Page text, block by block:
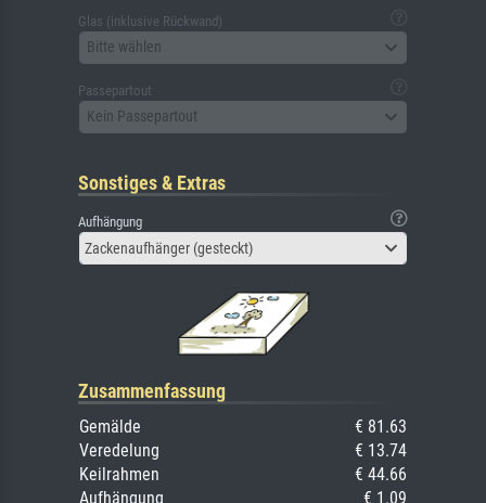
Glas (inklusive Rückwand)
Bitte wählen
Passepartout
Kein Passepartout
Sonstiges & Extras
Aufhängung
Zackenaufhänger (gesteckt)
Zusammenfassung
Gemälde
€ 81.63
Veredelung
€ 13.74
Keilrahmen
€ 44.66
Aufhängung
€ 1.09